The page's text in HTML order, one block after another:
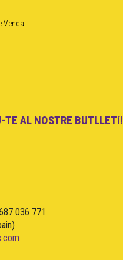
Venda
TE AL NOSTRE BUTLLETí!
036 771